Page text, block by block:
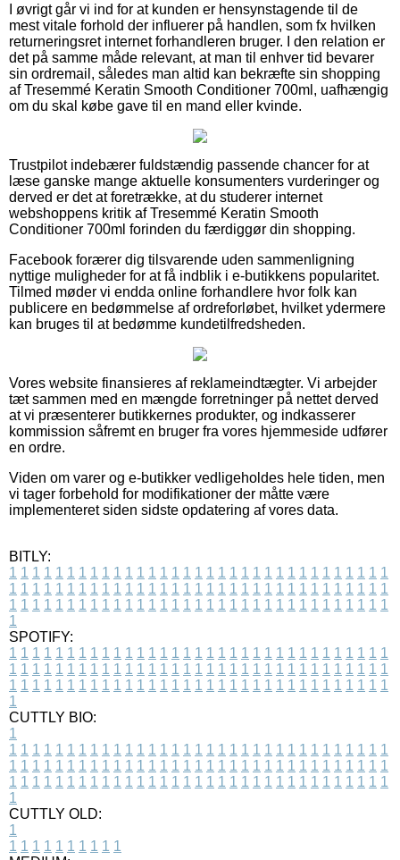
I øvrigt går vi ind for at kunden er hensynstagende til de
mest vitale forhold der influerer på handlen, som fx hvilken
returneringsret internet forhandleren bruger. I den relation er
det på samme måde relevant, at man til enhver tid bevarer
sin ordremail, således man altid kan bekræfte sin shopping
af Tresemmé Keratin Smooth Conditioner 700ml, uafhængig
om du skal købe gave til en mand eller kvinde.
Trustpilot indebærer fuldstændig passende chancer for at
læse ganske mange aktuelle konsumenters vurderinger og
derved er det at foretrække, at du studerer internet
webshoppens kritik af Tresemmé Keratin Smooth
Conditioner 700ml forinden du færdiggør din shopping.
Facebook forærer dig tilsvarende uden sammenligning
nyttige muligheder for at få indblik i e-butikkens popularitet.
Tilmed møder vi endda online forhandlere hvor folk kan
publicere en bedømmelse af ordreforløbet, hvilket ydermere
kan bruges til at bedømme kundetilfredsheden.
Vores website finansieres af reklameindtægter. Vi arbejder
tæt sammen med en mængde forretninger på nettet derved
at vi præsenterer butikkernes produkter, og indkasserer
kommission såfremt en bruger fra vores hjemmeside udfører
en ordre.
Viden om varer og e-butikker vedligeholdes hele tiden, men
vi tager forbehold for modifikationer der måtte være
implementeret siden sidste opdatering af vores data.
BITLY:
1 1 1 1 1 1 1 1 1 1 1 1 1 1 1 1 1 1 1 1 1 1 1 1 1 1 1 1 1 1 1 1 1
1 1 1 1 1 1 1 1 1 1 1 1 1 1 1 1 1 1 1 1 1 1 1 1 1 1 1 1 1 1 1 1 1
1 1 1 1 1 1 1 1 1 1 1 1 1 1 1 1 1 1 1 1 1 1 1 1 1 1 1 1 1 1 1 1 1
1
SPOTIFY:
1 1 1 1 1 1 1 1 1 1 1 1 1 1 1 1 1 1 1 1 1 1 1 1 1 1 1 1 1 1 1 1 1
1 1 1 1 1 1 1 1 1 1 1 1 1 1 1 1 1 1 1 1 1 1 1 1 1 1 1 1 1 1 1 1 1
1 1 1 1 1 1 1 1 1 1 1 1 1 1 1 1 1 1 1 1 1 1 1 1 1 1 1 1 1 1 1 1 1
1
CUTTLY BIO:
1
1 1 1 1 1 1 1 1 1 1 1 1 1 1 1 1 1 1 1 1 1 1 1 1 1 1 1 1 1 1 1 1 1
1 1 1 1 1 1 1 1 1 1 1 1 1 1 1 1 1 1 1 1 1 1 1 1 1 1 1 1 1 1 1 1 1
1 1 1 1 1 1 1 1 1 1 1 1 1 1 1 1 1 1 1 1 1 1 1 1 1 1 1 1 1 1 1 1 1
1
CUTTLY OLD:
1
1 1 1 1 1 1 1 1 1 1